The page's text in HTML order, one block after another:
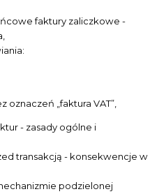
faktury zaliczkowe -
oznaczeń „faktura VAT”,
- zasady ogólne i
transakcją - konsekwencje w
podzielonej